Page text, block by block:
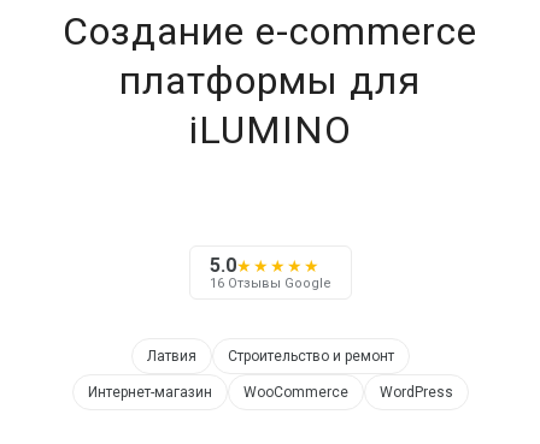
Создание e-commerce
платформы для
iLUMINO
5.0★★★★★
16 Отзывы Google
Латвия Строительство и ремонт
Интернет-магазин WooCommerce WordPress